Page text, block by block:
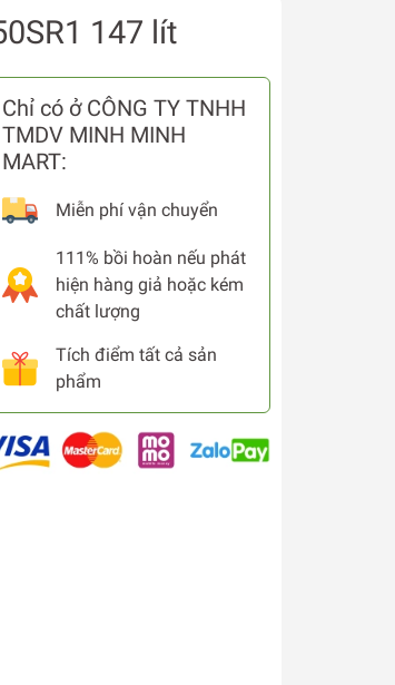
147 lít
Chỉ có ở CÔNG TY TNHH
TMDV MINH MINH
MART:
Miễn phí vận chuyển
111% bồi hoàn nếu phát
hiện hàng giả hoặc kém
chất lượng
Tích điểm tất cả sản
phẩm